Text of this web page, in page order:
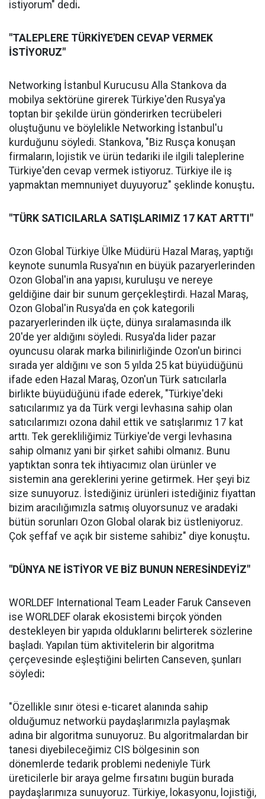
istiyorum" dedi.
"TALEPLERE TÜRKİYE'DEN CEVAP VERMEK
İSTİYORUZ"
Networking İstanbul Kurucusu Alla Stankova da
mobilya sektörüne girerek Türkiye'den Rusya'ya
toptan bir şekilde ürün gönderirken tecrübeleri
oluştuğunu ve böylelikle Networking İstanbul'u
kurduğunu söyledi. Stankova, "Biz Rusça konuşan
firmaların, lojistik ve ürün tedariki ile ilgili taleplerine
Türkiye'den cevap vermek istiyoruz. Türkiye ile iş
yapmaktan memnuniyet duyuyoruz" şeklinde konuştu.
"TÜRK SATICILARLA SATIŞLARIMIZ 17 KAT ARTTI"
Ozon Global Türkiye Ülke Müdürü Hazal Maraş, yaptığı
keynote sunumla Rusya'nın en büyük pazaryerlerinden
Ozon Global'in ana yapısı, kuruluşu ve nereye
geldiğine dair bir sunum gerçekleştirdi. Hazal Maraş,
Ozon Global'in Rusya'da en çok kategorili
pazaryerlerinden ilk üçte, dünya sıralamasında ilk
20'de yer aldığını söyledi. Rusya'da lider pazar
oyuncusu olarak marka bilinirliğinde Ozon'un birinci
sırada yer aldığını ve son 5 yılda 25 kat büyüdüğünü
ifade eden Hazal Maraş, Ozon'un Türk satıcılarla
birlikte büyüdüğünü ifade ederek, "Türkiye'deki
satıcılarımız ya da Türk vergi levhasına sahip olan
satıcılarımızı ozona dahil ettik ve satışlarımız 17 kat
arttı. Tek gerekliliğimiz Türkiye'de vergi levhasına
sahip olmanız yani bir şirket sahibi olmanız. Bunu
yaptıktan sonra tek ihtiyacımız olan ürünler ve
sistemin ana gereklerini yerine getirmek. Her şeyi biz
size sunuyoruz. İstediğiniz ürünleri istediğiniz fiyattan
bizim aracılığımızla satmış oluyorsunuz ve aradaki
bütün sorunları Ozon Global olarak biz üstleniyoruz.
Çok şeffaf ve açık bir sisteme sahibiz" diye konuştu.
"DÜNYA NE İSTİYOR VE BİZ BUNUN NERESİNDEYİZ"
WORLDEF International Team Leader Faruk Canseven
ise WORLDEF olarak ekosistemi birçok yönden
destekleyen bir yapıda olduklarını belirterek sözlerine
başladı. Yapılan tüm aktivitelerin bir algoritma
çerçevesinde eşleştiğini belirten Canseven, şunları
söyledi:
"Özellikle sınır ötesi e-ticaret alanında sahip
olduğumuz networkü paydaşlarımızla paylaşmak
adına bir algoritma sunuyoruz. Bu algoritmalardan bir
tanesi diyebileceğimiz CIS bölgesinin son
dönemlerde tedarik problemi nedeniyle Türk
üreticilerle bir araya gelme fırsatını bugün burada
paydaşlarımıza sunuyoruz. Türkiye, lokasyonu, lojistiği,